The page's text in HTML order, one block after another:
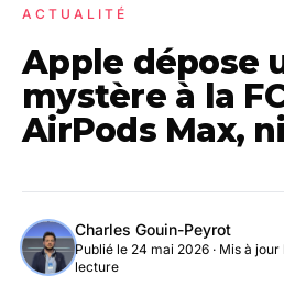
ACTUALITÉ
Apple dépose
mystère à la
AirPods Max,
Charles Gouin-Peyrot
Publié le 24 mai 2026 · Mis à jour
lecture